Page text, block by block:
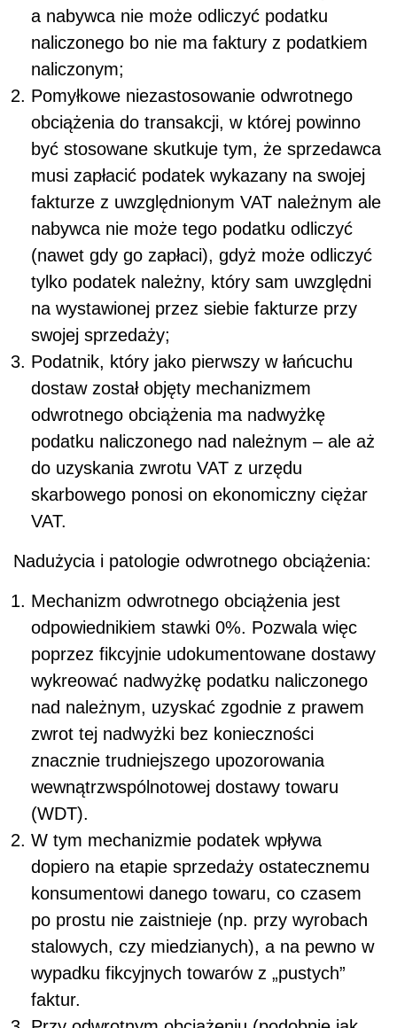
a nabywca nie może odliczyć podatku
naliczonego bo nie ma faktury z podatkiem
naliczonym;
Pomyłkowe niezastosowanie odwrotnego
obciążenia do transakcji, w której powinno
być stosowane skutkuje tym, że sprzedawca
musi zapłacić podatek wykazany na swojej
fakturze z uwzględnionym VAT należnym ale
nabywca nie może tego podatku odliczyć
(nawet gdy go zapłaci), gdyż może odliczyć
tylko podatek należny, który sam uwzględni
na wystawionej przez siebie fakturze przy
swojej sprzedaży;
Podatnik, który jako pierwszy w łańcuchu
dostaw został objęty mechanizmem
odwrotnego obciążenia ma nadwyżkę
podatku naliczonego nad należnym – ale aż
do uzyskania zwrotu VAT z urzędu
skarbowego ponosi on ekonomiczny ciężar
VAT.
Nadużycia i patologie odwrotnego obciążenia:
Mechanizm odwrotnego obciążenia jest
odpowiednikiem stawki 0%. Pozwala więc
poprzez fikcyjnie udokumentowane dostawy
wykreować nadwyżkę podatku naliczonego
nad należnym, uzyskać zgodnie z prawem
zwrot tej nadwyżki bez konieczności
znacznie trudniejszego upozorowania
wewnątrzwspólnotowej dostawy towaru
(WDT).
W tym mechanizmie podatek wpływa
dopiero na etapie sprzedaży ostatecznemu
konsumentowi danego towaru, co czasem
po prostu nie zaistnieje (np. przy wyrobach
stalowych, czy miedzianych), a na pewno w
wypadku fikcyjnych towarów z „pustych”
faktur.